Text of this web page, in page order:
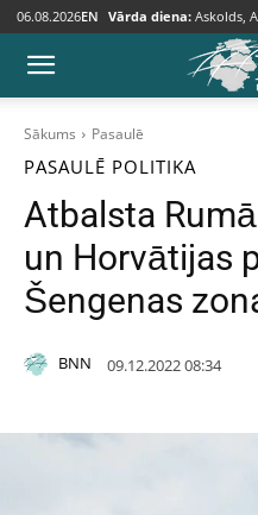
06.08.2026EN Vārda diena: Askolds,
Sākums Pasaulē
PASAULĒ POLITIKA
Atbalsta
un Horvātijas
Šengenas
BNN 09.12.2022 08:34